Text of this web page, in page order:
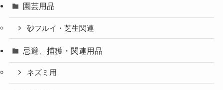
園芸用品
砂フルイ・芝生関連
忌避、捕獲・関連用品
ネズミ用